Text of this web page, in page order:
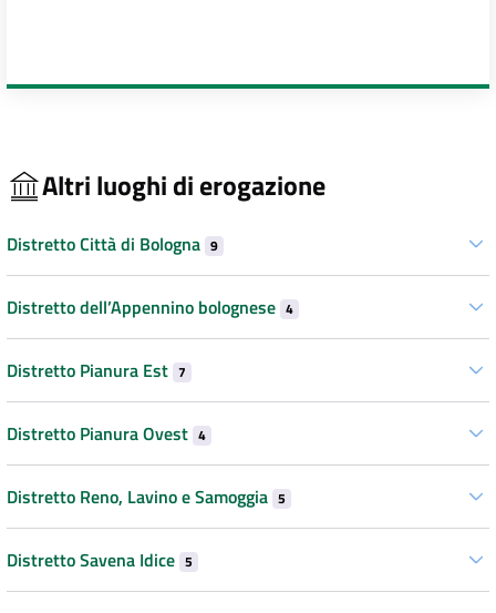
Altri luoghi di erogazione
Distretto Città di Bologna 9
Distretto dell’Appennino bolognese 4
Distretto Pianura Est 7
Distretto Pianura Ovest 4
Distretto Reno, Lavino e Samoggia 5
Distretto Savena Idice 5